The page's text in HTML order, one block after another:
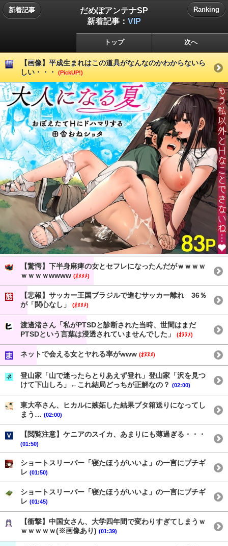
新着記事
だめぽアンテナSP
新着記事： VIP
Ranking
トップ 次へ
【画像】平成生まれはこの道具がなんなのかわからないら
しい・・・
(PickUP!)
【驚愕】下半身麻痺の女とセフレになったんだがｗｗｗｗ
ｗｗｗｗwwww (ｵﾇﾇﾒ)
【悲報】サッカー王国ブラジルで進むサッカー離れ 36％
が「関心なし」
(ｵﾇﾇﾒ)
渡邊渚さん「私がPTSDと診断された当時、世間はまだ
PTSDという言葉は浸透されていませんでした」
(ｵﾇﾇﾒ)
ネットで会える女とヤれる率がwww (ｵﾇﾇﾒ)
登山家「山で迷ったらとりあえず登れ」登山家「沢を見つ
けて下山しろ」←これ結局どっちが正解なの？ (02:00)
東大卒さん、ヒカルに嫉妬した結果ブタ箱送りになってし
まう… (02:00)
【閲覧注意】ケニアのスイカ、あまりにも薄過ぎる・・・
(01:50)
ショートスリーパー「寝たほうがいいよ」の一言にブチギ
レ (01:50)
ショートスリーパー「寝たほうがいいよ」の一言にブチギ
レ (01:45)
【衝撃】中国女さん、大学四年間で変わりすぎてしまうｗ
ｗｗｗｗｗ(※画像あり) (01:39)